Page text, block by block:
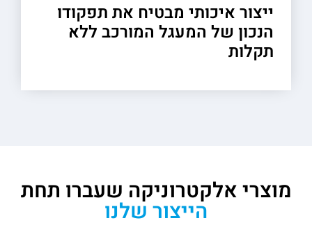
ייצור איכותי מבטיח את תפקודו
הנכון של המעגל המורכב ללא
תקלות
מוצרי אלקטרוניקה שעברו תחת
הייצור שלנו